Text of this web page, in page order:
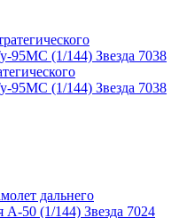
95МС (1/144) Звезда 7038